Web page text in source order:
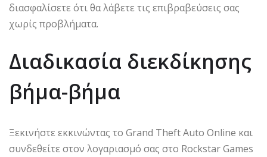
διασφαλίσετε ότι θα λάβετε τις επιβραβεύσεις σας
χωρίς προβλήματα.
Διαδικασία διεκδίκησης
βήμα-βήμα
Ξεκινήστε εκκινώντας το Grand Theft Auto Online και
συνδεθείτε στον λογαριασμό σας στο Rockstar Games